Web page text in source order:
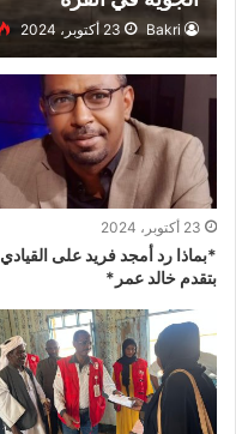
Bakri 23 أكتوبر، 2024
23 أكتوبر، 2024
*بماذا رد أمجد فريد على القيادي
بتقدم خالد عمر*